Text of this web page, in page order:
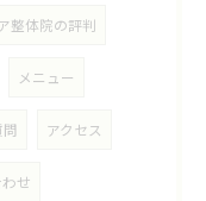
整体院の評判
メニュー
アクセス
せ